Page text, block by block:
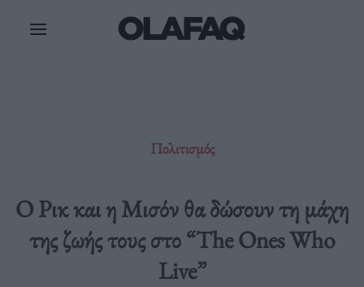
Πολιτισμός
Ο Ρικ και η Μισόν θα δώσουν τη μάχη
της ζωής τους στο “The Ones Who
Live”